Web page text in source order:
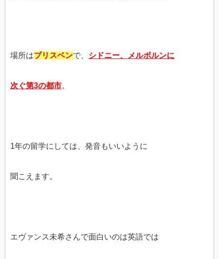
場所はブリスベンで、 シドニー、メルボルンに
次ぐ第3の都市。
1年の留学にしては、発音もいいように
聞こえます。
エヴァンス未希さんで面白いのは英語では